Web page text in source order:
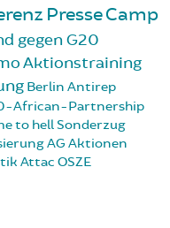
PresseCamp
gegen G20
Aktionstraining
Berlin Antirep
African-Partnership
to hellSonderzug
AG Aktionen
Attac OSZE